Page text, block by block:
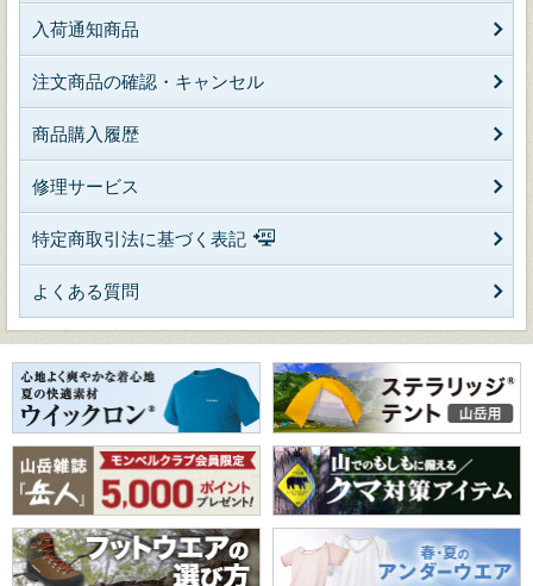
入荷通知商品
注文商品の確認・キャンセル
商品購入履歴
修理サービス
特定商取引法に基づく表記
よくある質問